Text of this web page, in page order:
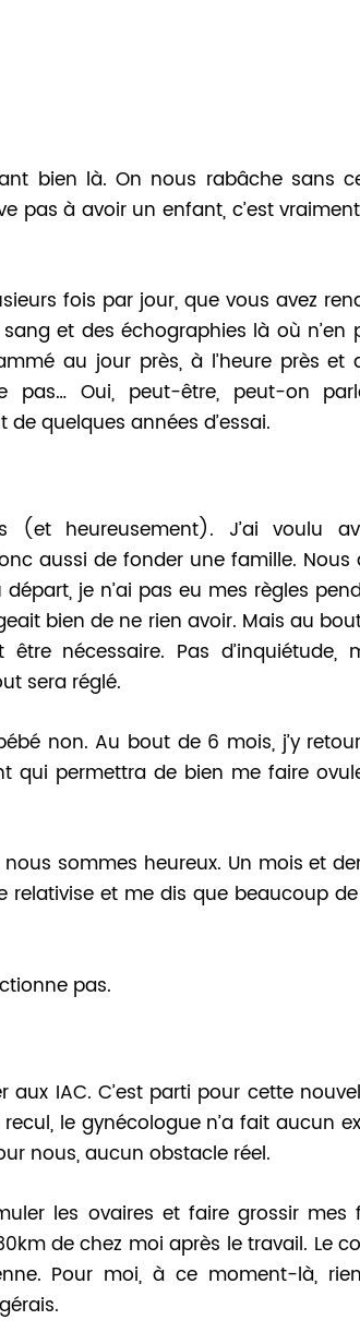
bien là. On nous rabâche sans
pas à avoir un enfant, c’est
fois par jour, que vous avez
et des échographies là où n’en
au jour près, à l’heure près et
Oui, peut-être, peut-on
quelques années d’essai.
heureusement). J’ai voulu
aussi de fonder une famille. Nous
je n’ai pas eu mes règles
bien de ne rien avoir. Mais au
nécessaire. Pas d’inquiétude,
sera réglé.
non. Au bout de 6 mois, j’y
permettra de bien me faire
sommes heureux. Un mois et
relativise et me dis que beaucoup
pas.
IAC. C’est parti pour cette
le gynécologue n’a fait aucun
nous, aucun obstacle réel.
les ovaires et faire grossir mes
de chez moi après le travail. Le
Pour moi, à ce moment-là,